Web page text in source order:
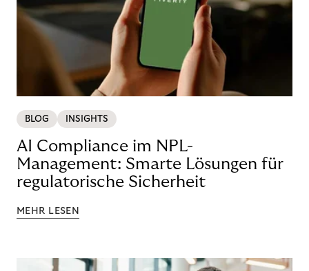
BLOG INSIGHTS
AI Compliance im NPL-
Management: Smarte Lösungen für
regulatorische Sicherheit
MEHR LESEN